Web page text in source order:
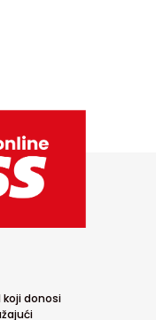
donosi